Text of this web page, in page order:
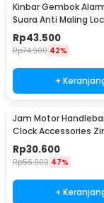
Kinbar Gembok
Suara Anti Maling
10mm - GA14
Rp43.500
Rp74.900 42%
+
Jam Motor
Clock Accessories
MT-WTCP
Rp30.600
Rp56.900 47%
+